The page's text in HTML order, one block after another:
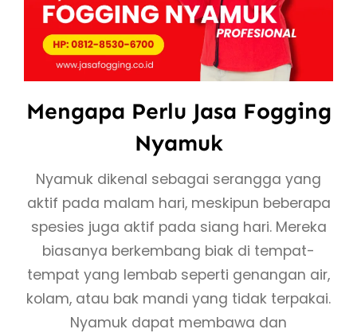
Mengapa Perlu Jasa Fogging
Nyamuk
Nyamuk dikenal sebagai serangga yang
aktif pada malam hari, meskipun beberapa
spesies juga aktif pada siang hari. Mereka
biasanya berkembang biak di tempat-
tempat yang lembab seperti genangan air,
kolam, atau bak mandi yang tidak terpakai.
Nyamuk dapat membawa dan